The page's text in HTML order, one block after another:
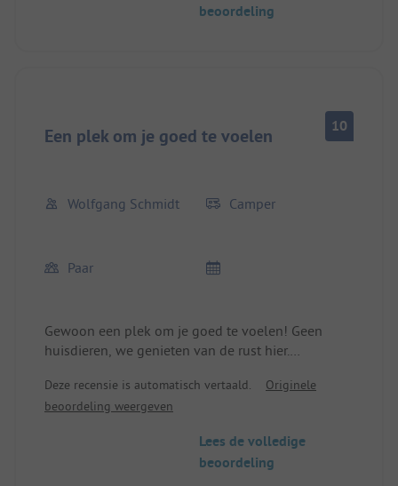
beoordeling
Een plek om je goed te voelen 10
Wolfgang Schmidt Camper
Paar
Gewoon een plek om je goed te voelen! Geen
huisdieren, we genieten van de rust hier.
staanplaatsen, schone staanplaatsen met vers
water en afvoer. Elektriciteit inbegrepen. Er wordt
de kampeerplaats en in de omgeving is ideaal.
Supervriendelijk personeel bij de receptie, aan de
Deze recensie is automatisch vertaald.
Originele
beoordeling weergeven
Lees de volledige
beoordeling